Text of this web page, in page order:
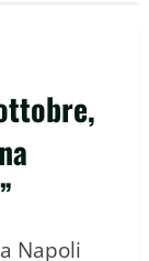
Napoli